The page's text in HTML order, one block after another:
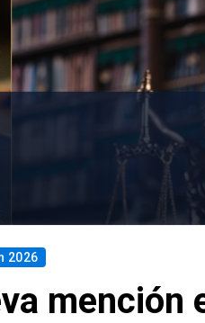
2026
mención